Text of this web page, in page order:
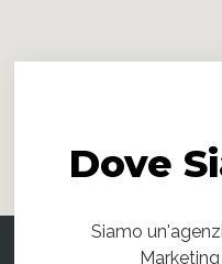
Dove
Siamo